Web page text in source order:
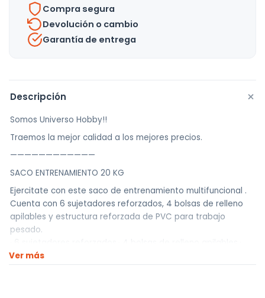
Compra segura
Devolución o cambio
Garantía de entrega
Descripción +
Somos Universo Hobby!!
Traemos la mejor calidad a los mejores precios.
————————————
SACO ENTRENAMIENTO 20 KG
Ejercitate con este saco de entrenamiento multifuncional .
Cuenta con 6 sujetadores reforzados, 4 bolsas de relleno
apilables y estructura reforzada de PVC para trabajo
pesado.
Estructura reforzada de PVC para trabajo pesado.
Ver más